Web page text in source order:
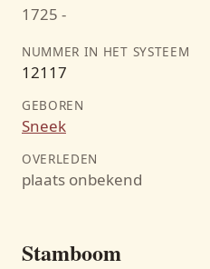
1725 -
NUMMER IN HET SYSTEEM
12117
GEBOREN
Sneek
OVERLEDEN
plaats onbekend
Stamboom